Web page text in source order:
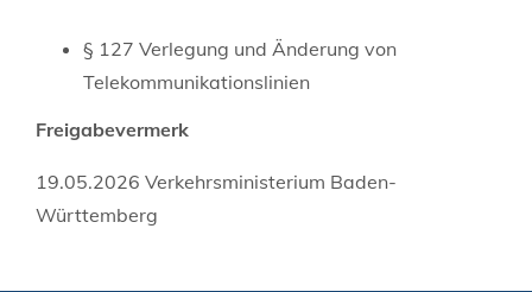
§ 127 Verlegung und Änderung von
Telekommunikationslinien
Freigabevermerk
19.05.2026 Verkehrsministerium Baden-
Württemberg